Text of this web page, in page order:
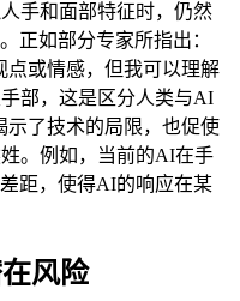
手和面部特征时，仍然
正如部分专家所指出：
点或情感，但我可以理解
部，这是区分人类与AI
示了技术的局限，也促使
。例如，当前的AI在手
距，使得AI的响应在某
风险